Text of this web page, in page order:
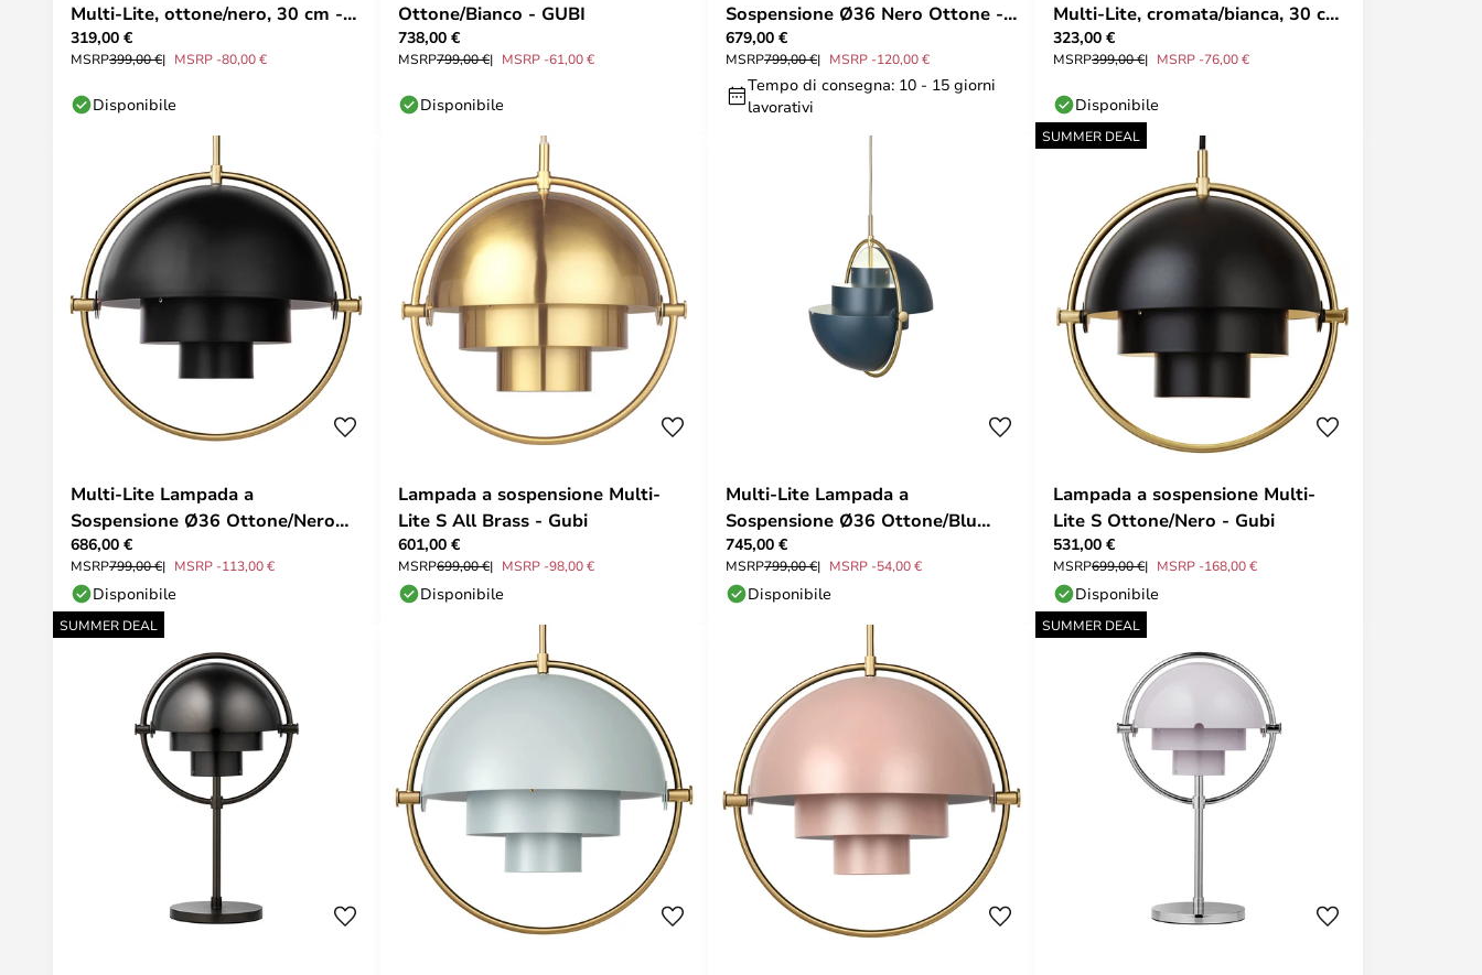
Multi-Lite, ottone/nero, 30 cm -
Gubi
319,00 €
MSRP399,00 € MSRP -80,00 €
Disponibile
Ottone/Bianco - GUBI
738,00 €
MSRP799,00 € MSRP -61,00 €
Disponibile
Sospensione Ø36 Nero Ottone -
GUBI
679,00 €
MSRP799,00 € MSRP -120,00 €
Tempo di consegna: 10 - 15 giorni
lavorativi
Multi-Lite, cromata/bianca, 30 cm
- Gubi
323,00 €
MSRP399,00 € MSRP -76,00 €
Disponibile
Multi-Lite Lampada a
Sospensione Ø36 Ottone/Nero
Carbone - GUBI
686,00 €
MSRP799,00 € MSRP -113,00 €
Disponibile
Lampada a sospensione Multi-
Lite S All Brass - Gubi
601,00 €
MSRP699,00 € MSRP -98,00 €
Disponibile
Multi-Lite Lampada a
Sospensione Ø36 Ottone/Blu
Mezzanotte - GUBI
745,00 €
MSRP799,00 € MSRP -54,00 €
Disponibile
SUMMER DEAL
Lampada a sospensione Multi-
Lite S Ottone/Nero - Gubi
531,00 €
MSRP699,00 € MSRP -168,00 €
Disponibile
SUMMER DEAL SUMMER DEAL